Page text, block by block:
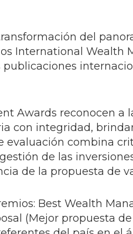
del
International Wealth
Awards reconocen a
con integridad,
evaluación combina
de las
de la propuesta de
Best Wealth
(Mejor propuesta